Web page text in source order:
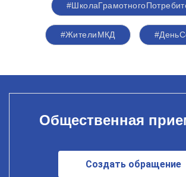
#ЖителиМКД
Общественная
Создать обращение